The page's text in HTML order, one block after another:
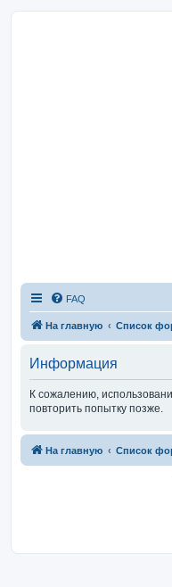
FAQ
На главную Список
Информация
К сожалению,
повторить попытку позже.
На главную Список